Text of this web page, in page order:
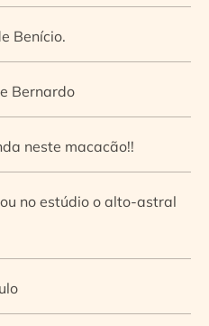
Benício.
Bernardo
neste macacão!!
no estúdio o alto-astral